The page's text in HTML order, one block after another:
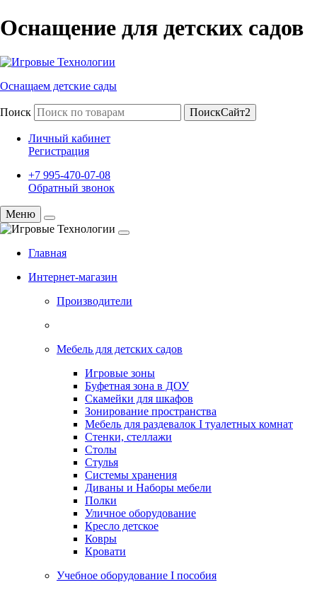
Оснащение для детских садов
Оснащаем детские сады
Поиск ПоискСайт2
Личный кабинет
Регистрация
+7 995-470-07-08
Обратный звонок
Меню
Главная
Интернет-магазин
Производители
Мебель для детских садов
Игровые зоны
Буфетная зона в ДОУ
Скамейки для шкафов
Зонирование пространства
Мебель для раздевалок I туалетных комнат
Стенки, стеллажи
Столы
Стулья
Системы хранения
Диваны и Наборы мебели
Полки
Уличное оборудование
Кресло детское
Ковры
Кровати
Учебное оборудование I пособия